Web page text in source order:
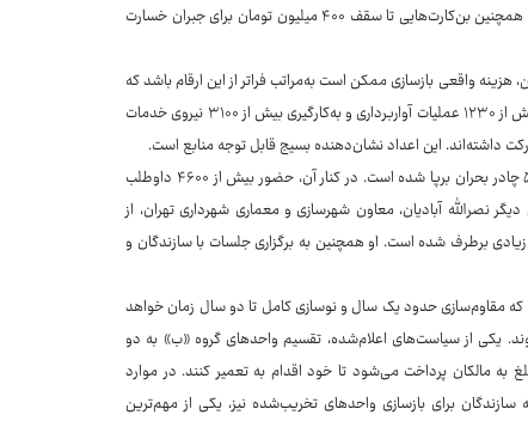
میلیارد تومان و کمک‌هزینه اجاره ماهانه تا ۴۰ میلیون تومان برای برخی گروه‌ها. همچنین بن‌کارت‌هایی تا سقف ۴۰۰ میلیون تومان برای جبران خسارت
واقعی بازسازی ممکن است به‌مراتب فراتر از این ارقام باشد که
این موضوع هم یکی از مهمترین چالش‌ها محسوب می‌شود. شهرداری از انجام بیش از ۱۲۳۰ عملیات آواربرداری و به‌کارگیری بیش از ۳۱۰۰ نیروی خدمات
در حوزه اسکان اضطراری نیز اعلام شده که ۵۸۸۰ نفر اسکان داده شده‌اند و ۵۶ چادر بحران برپا شده است. در کنار آن، حضور بیش از ۴۶۰۰ داوطلب
از سوی دیگر نصرالله آبادیان، معاون شهرسازی و معماری شهرداری تهران، از
زیادی برطرف شده است. او همچنین به برگزاری جلسات با سازندگان و
که مقاوم‌سازی حدود یک سال و نوسازی کامل تا دو سال زمان خواهد
یکی از سیاست‌های اعلام‌شده، تقسیم واحدهای گروه «ب» به دو
کمتر از ۵۰۰ میلیون تومان باشد، مبلغ به مالکان پرداخت می‌شود تا خود اقدام به تعمیر کنند. در موارد
اعطای ۵۰ درصد تراکم تشویقی به سازندگان برای بازسازی واحدهای تخریب‌شده نیز، یکی از مهم‌ترین